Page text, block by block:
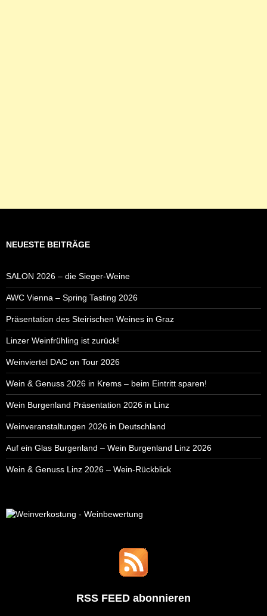
NEUESTE BEITRÄGE
SALON 2026 – die Sieger-Weine
AWC Vienna – Spring Tasting 2026
Präsentation des Steirischen Weines in Graz
Linzer Weinfrühling ist zurück!
Weinviertel DAC on Tour 2026
Wein & Genuss 2026 in Krems – beim Eintritt sparen!
Wein Burgenland Präsentation 2026 in Linz
Weinveranstaltungen 2026 in Deutschland
Auf ein Glas Burgenland – Wein Burgenland Linz 2026
Wein & Genuss Linz 2026 – Wein-Rückblick
RSS FEED abonnieren